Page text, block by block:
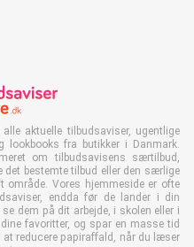
aktuelle tilbudsaviser, ugentlige
lookbooks fra butikker i Danmark.
om tilbudsavisens særtilbud,
det bestemte tilbud eller den særlige
Vores hjemmeside er ofte
endda før de lander i din
dem på dit arbejde, i skolen eller i
favoritter, og spar en masse tid
at reducere papiraffald, når du læser